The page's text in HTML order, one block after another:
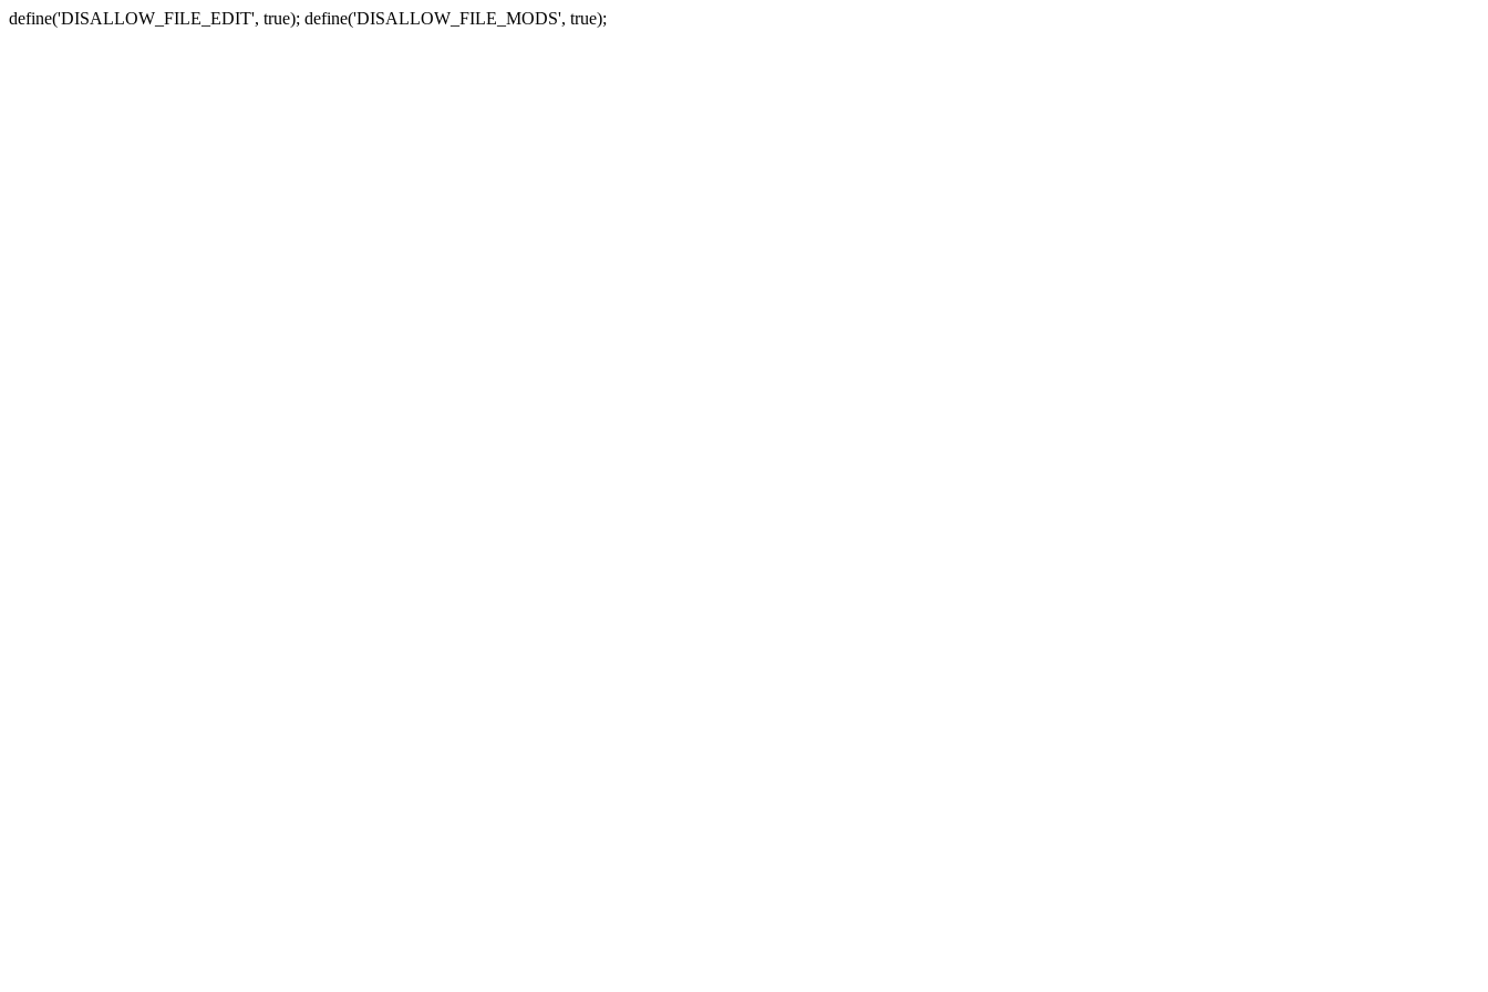
define('DISALLOW_FILE_EDIT', true); define('DISALLOW_FILE_MODS', true);